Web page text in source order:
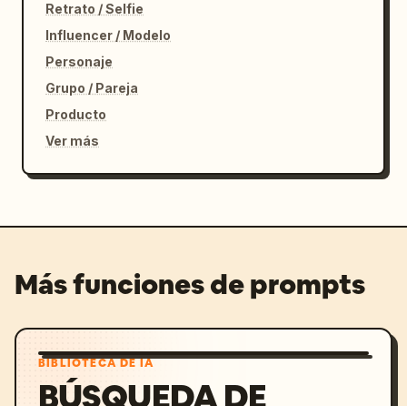
Retrato / Selfie
Influencer / Modelo
Personaje
Grupo / Pareja
Producto
Ver más
Más funciones de prompts
BIBLIOTECA DE IA
BÚSQUEDA DE